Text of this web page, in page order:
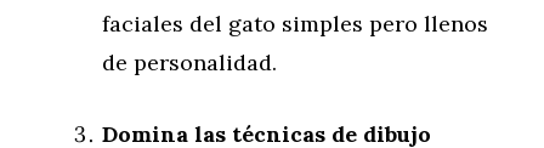
faciales del gato simples pero llenos
de personalidad.
Domina las técnicas de dibujo